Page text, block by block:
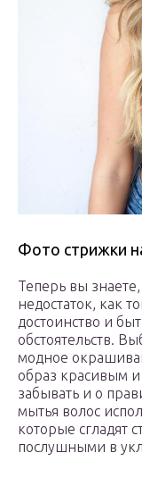
Фото стрижки
Теперь вы
недостаток, как
достоинство и
обстоятельств.
модное
образ красивым
забывать и о
мытья волос
которые сгладят
послушными в